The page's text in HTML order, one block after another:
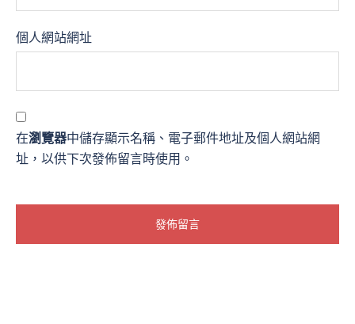
個人網站網址
在瀏覽器中儲存顯示名稱、電子郵件地址及個人網站網
址，以供下次發佈留言時使用。